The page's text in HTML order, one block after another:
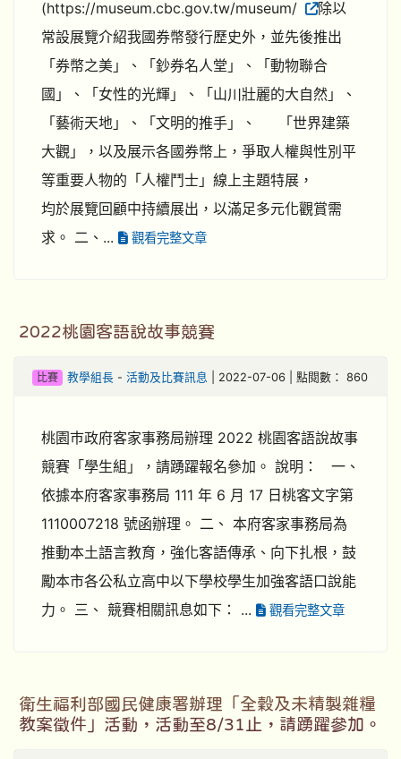
(https://museum.cbc.gov.tw/museum/
除以
常設展覽介紹我國券幣發行歷史外，並先後推出
「券幣之美」、「鈔券名人堂」、「動物聯合
國」、「女性的光輝」、「山川壯麗的大自然」、
「藝術天地」、「文明的推手」、 「世界建築
大觀」，以及展示各國券幣上，爭取人權與性別平
等重要人物的「人權鬥士」線上主題特展，
均於展覽回顧中持續展出，以滿足多元化觀賞需
求。 二、...
觀看完整文章
2022桃園客語說故事競賽
比賽 教學組長- 活動及比賽訊息 | 2022-07-06 | 點閱數： 860
桃園巿政府客家事務局辦理 2022 桃園客語說故事
競賽「學生組」，請踴躍報名參加。 說明： 一、
依據本府客家事務局 111 年 6 月 17 日桃客文字第
1110007218 號函辦理。 二、 本府客家事務局為
推動本土語言教育，強化客語傳承、向下扎根，鼓
勵本市各公私立高中以下學校學生加強客語口說能
力。 三、 競賽相關訊息如下： ...
觀看完整文章
衛生福利部國民健康署辦理「全穀及未精製雜糧
教案徵件」活動，活動至8/31止，請踴躍參加。